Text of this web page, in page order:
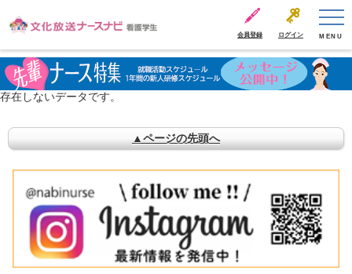
会員登録 ログイン MENU
存在しないデータです。
▲ページの先頭へ